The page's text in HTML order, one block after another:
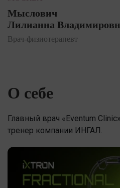
Мыслович
Лилианна
Врач-физиотерапевт
О себе
Главный врач «Eventum
тренер компании ИНГАЛ.